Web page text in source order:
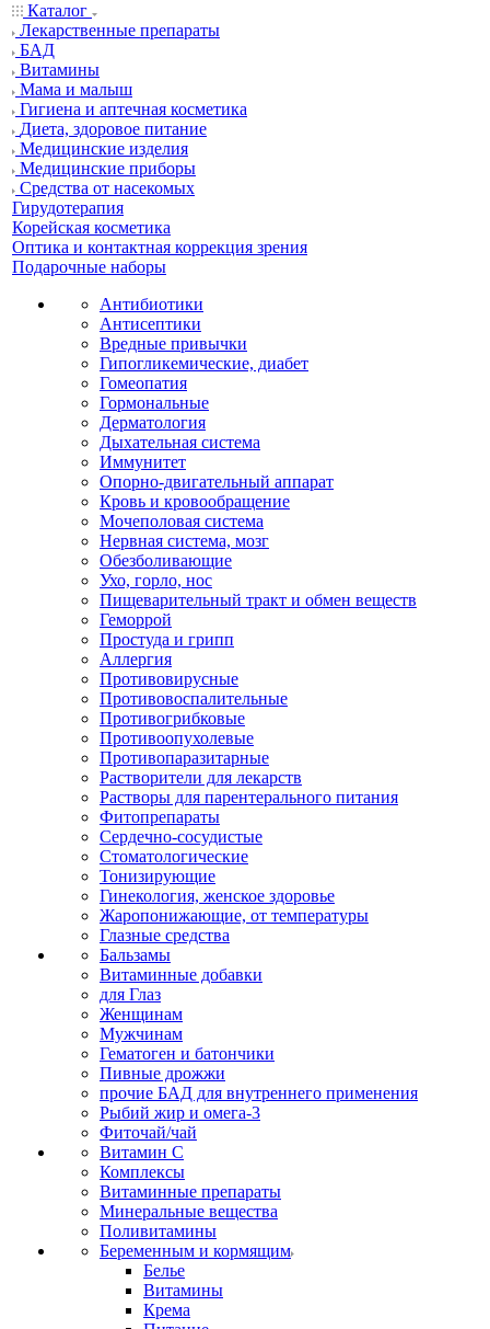
Каталог
Лекарственные препараты
БАД
Витамины
Мама и малыш
Гигиена и аптечная косметика
Диета, здоровое питание
Медицинские изделия
Медицинские приборы
Средства от насекомых
Гирудотерапия
Корейская косметика
Оптика и контактная коррекция зрения
Подарочные наборы
Антибиотики
Антисептики
Вредные привычки
Гипогликемические, диабет
Гомеопатия
Гормональные
Дерматология
Дыхательная система
Иммунитет
Опорно-двигательный аппарат
Кровь и кровообращение
Мочеполовая система
Нервная система, мозг
Обезболивающие
Ухо, горло, нос
Пищеварительный тракт и обмен веществ
Геморрой
Простуда и грипп
Аллергия
Противовирусные
Противовоспалительные
Противогрибковые
Противоопухолевые
Противопаразитарные
Растворители для лекарств
Растворы для парентерального питания
Фитопрепараты
Сердечно-сосудистые
Стоматологические
Тонизирующие
Гинекология, женское здоровье
Жаропонижающие, от температуры
Глазные средства
Бальзамы
Витаминные добавки
для Глаз
Женщинам
Мужчинам
Гематоген и батончики
Пивные дрожжи
прочие БАД для внутреннего применения
Рыбий жир и омега-3
Фиточай/чай
Витамин С
Комплексы
Витаминные препараты
Минеральные вещества
Поливитамины
Беременным и кормящим
Белье
Витамины
Крема